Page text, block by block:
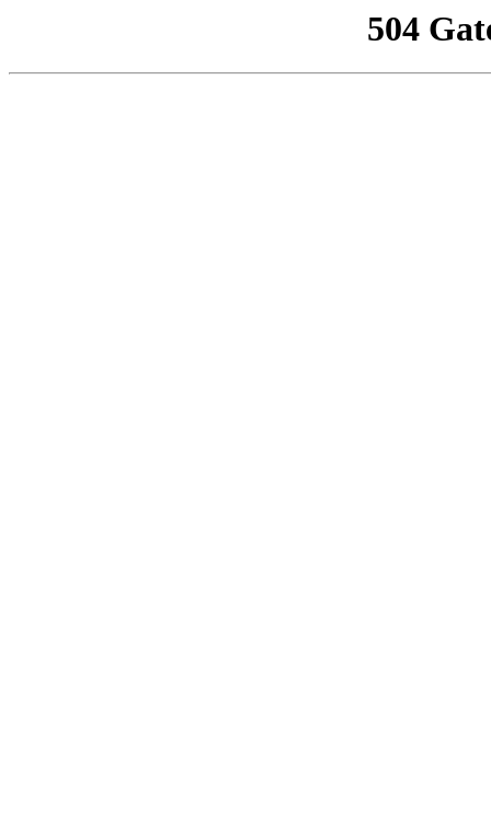
504